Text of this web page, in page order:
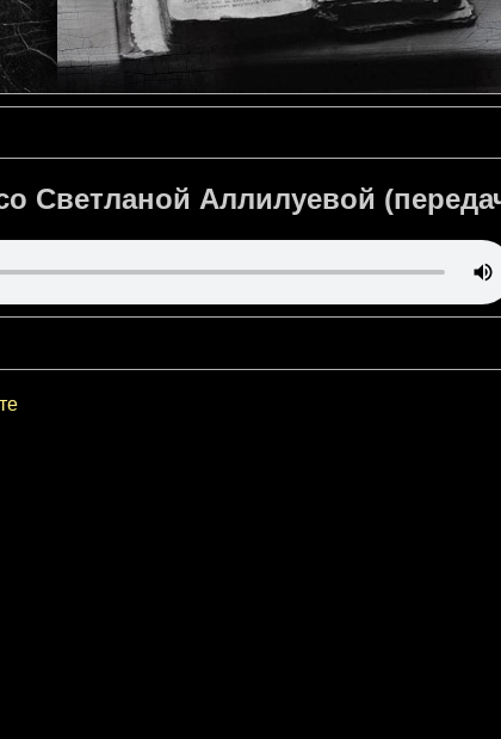
Светланой Аллилуевой